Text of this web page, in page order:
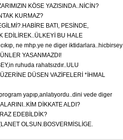
KÖSE YAZISINDA..NİCİN?
KURMAZ?
BATI, PESİNDE,
EDİLİREK..ÜLKEYİ BU HALE
ne mhp.ye ne diger iktidarlara..hicbirsey
YASANMAZDI!
ruhuda rahatsızdır..ULU
DÜSEN VAZİFELERİ *İHMAL
yapıp,anlatıyordu..dini vede diger
DİKKATE ALDI?
EDEBİLDİK?
OLSUN.BOSVERMİSLİGE.